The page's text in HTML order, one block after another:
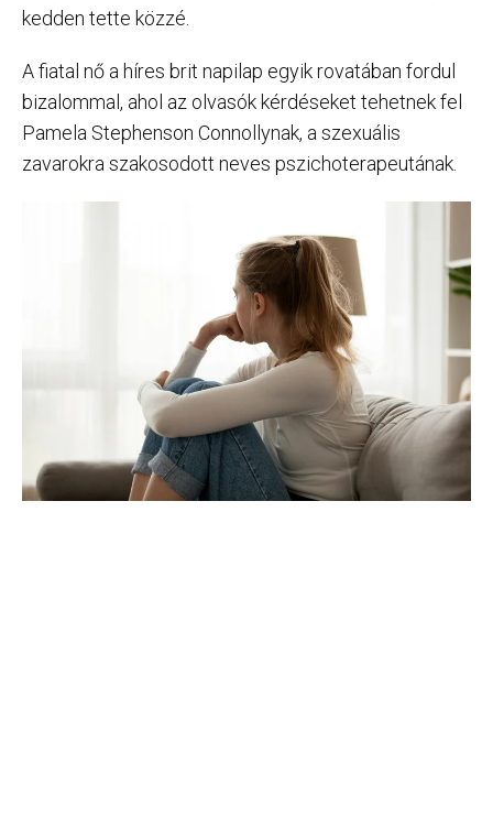
kedden tette közzé.
A fiatal nő a híres brit napilap egyik rovatában fordul
bizalommal, ahol az olvasók kérdéseket tehetnek fel
Pamela Stephenson Connollynak, a szexuális
zavarokra szakosodott neves pszichoterapeutának.